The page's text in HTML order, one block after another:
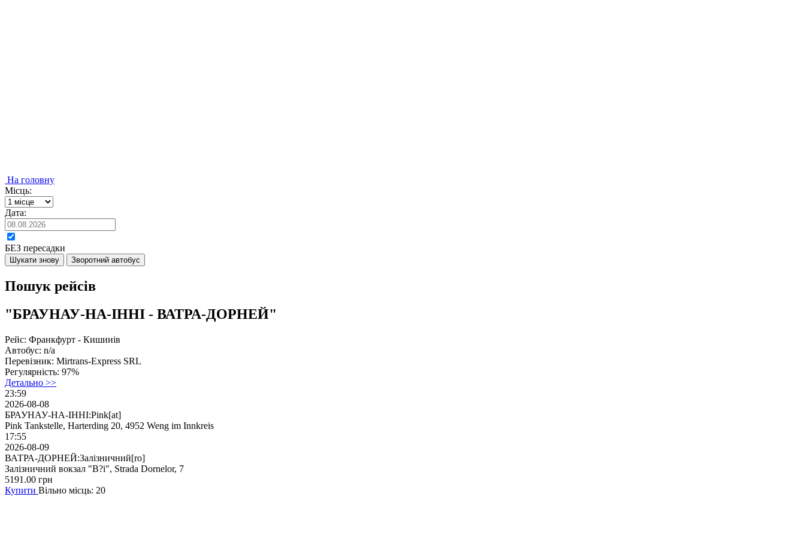
На головну
Місць:
Дата:
БЕЗ пересадки
Шукати знову Зворотний автобус
Пошук рейсів
"БРАУНАУ-НА-ІННІ - ВАТРА-ДОРНЕЙ"
Рейс: Франкфурт - Кишинів
Автобус: n/a
Перевізник: Mirtrans-Express SRL
Регулярність: 97%
Детально >>
23:59
2026-08-08
БРАУНАУ-НА-ІННІ:Pink[at]
Pink Tankstelle, Harterding 20, 4952 Weng im Innkreis
17:55
2026-08-09
ВАТРА-ДОРНЕЙ:Залізничний[ro]
Залізничний вокзал "B?i", Strada Dornelor, 7
5191.00 грн
Купити Вільно місць: 20